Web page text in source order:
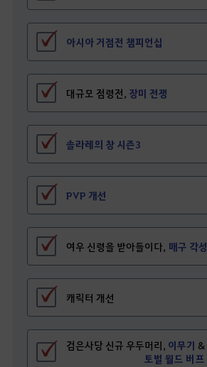
아시아 거점전 챔피언십
대규모 점령전, 장미 전쟁
솔라레의 창 시즌3
PVP 개선
여우 신령을 받아들이다, 매구 각성
캐릭터 개선
검은사당 신규 우두머리, 이무기 &
토벌 월드 버프